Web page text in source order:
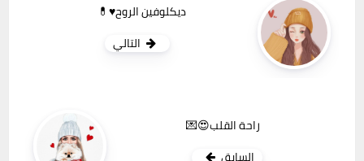
ديكلوفين الروح♥️💊
التالي
راحة القلب😍💌